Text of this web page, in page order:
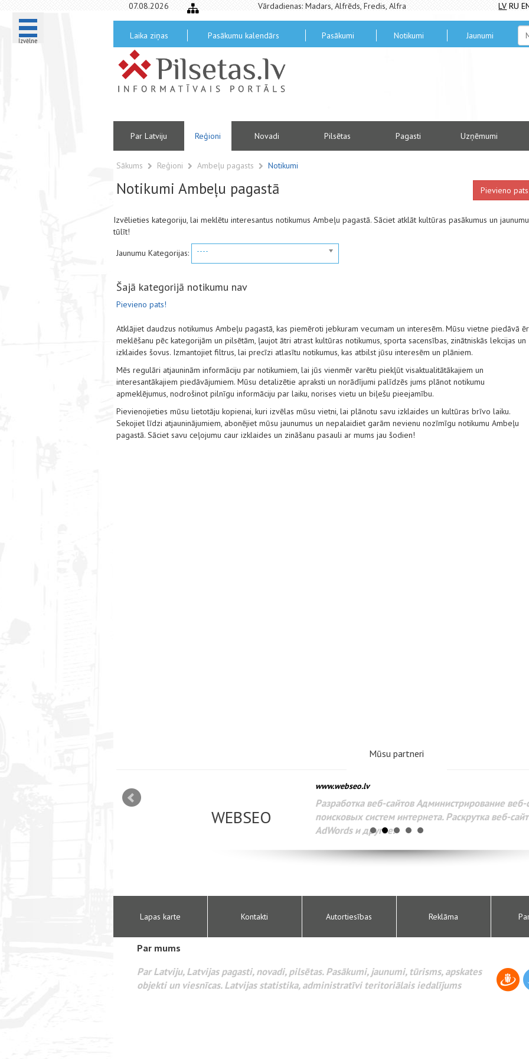
Izvēlne
07.08.2026 Vārdadienas: Madars, Alfrēds, Fredis, Alfra LV RU
Laika ziņas Pasākumu kalendārs Pasākumi Notikumi Jaunumi
Par Latviju Reģioni Novadi Pilsētas Pagasti Uzņēmumi
Sākums Reģioni Ambeļu pagasts Notikumi
Notikumi Ambeļu pagastā Pievieno
Izvēlieties kategoriju, lai meklētu interesantus notikumus Ambeļu pagastā. Sāciet atklāt kultūras pasākumus un
tūlīt!
Jaunumu Kategorijas:
----
Šajā kategorijā notikumu nav
Pievieno pats!
Atklājiet daudzus notikumus Ambeļu pagastā, kas piemēroti jebkuram vecumam un interesēm. Mūsu vietne piedāvā
meklēšanu pēc kategorijām un pilsētām, ļaujot ātri atrast kultūras notikumus, sporta sacensības, zinātniskās lekcijas un
izklaides šovus. Izmantojiet filtrus, lai precīzi atlasītu notikumus, kas atbilst jūsu interesēm un plāniem.
Mēs regulāri atjauninām informāciju par notikumiem, lai jūs vienmēr varētu piekļūt visaktualitātākajiem un
interesantākajiem piedāvājumiem. Mūsu detalizētie apraksti un norādījumi palīdzēs jums plānot notikumu
apmeklējumus, nodrošinot pilnīgu informāciju par laiku, norises vietu un biļešu pieejamību.
Pievienojieties mūsu lietotāju kopienai, kuri izvēlas mūsu vietni, lai plānotu savu izklaides un kultūras brīvo laiku.
Sekojiet līdzi atjauninājumiem, abonējiet mūsu jaunumus un nepalaidiet garām nevienu nozīmīgu notikumu Ambeļu
pagastā. Sāciet savu ceļojumu caur izklaides un zināšanu pasauli ar mums jau šodien!
Mūsu partneri
WEBSEO
www.webseo.lv
Разработка веб-сайтов Администрирование веб-сайтов.
поисковых систем интернета. Раскрутка веб-сайтов.
AdWords и другое.
Lapas karte Kontakti Autortiesības Reklāma
Par mums
Par Latviju, Latvijas pagasti, novadi, pilsētas. Pasākumi, jaunumi, tūrisms, apskates
objekti un viesnīcas. Latvijas statistika, administratīvi teritoriālais iedalījums